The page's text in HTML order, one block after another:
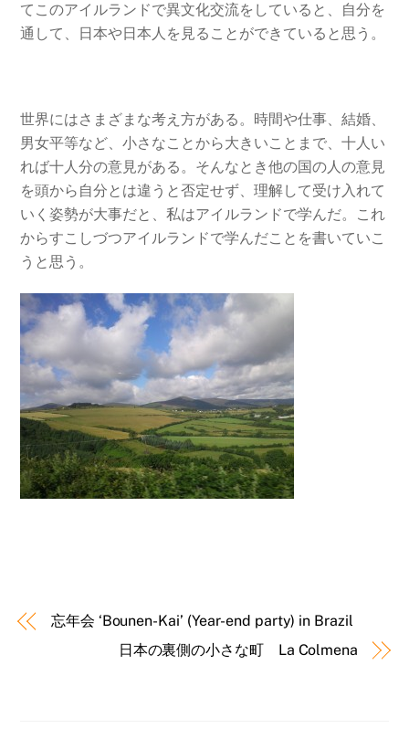
てこのアイルランドで異文化交流をしていると、自分を
通して、日本や日本人を見ることができていると思う。
世界にはさまざまな考え方がある。時間や仕事、結婚、
男女平等など、小さなことから大きいことまで、十人い
れば十人分の意見がある。そんなとき他の国の人の意見
を頭から自分とは違うと否定せず、理解して受け入れて
いく姿勢が大事だと、私はアイルランドで学んだ。これ
からすこしづつアイルランドで学んだことを書いていこ
うと思う。
忘年会 ‘Bounen-Kai’ (Year-end party) in Brazil
日本の裏側の小さな町 La Colmena